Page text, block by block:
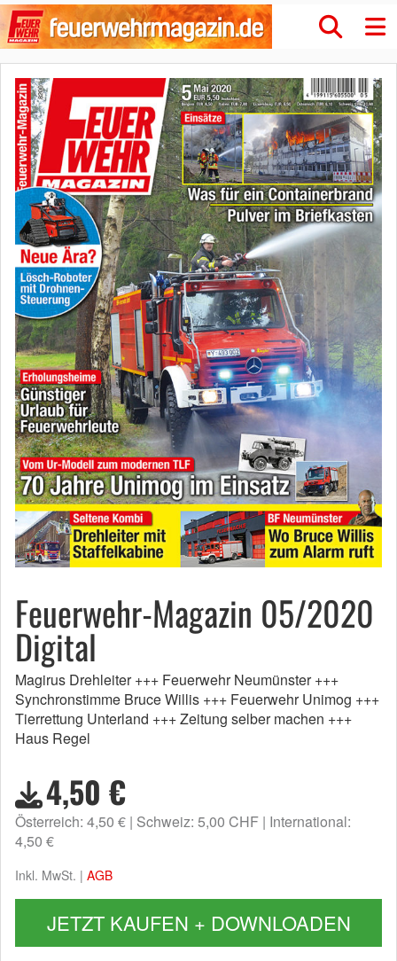
Feuerwehr-Magazin 05/2020
Digital
Magirus Drehleiter +++ Feuerwehr Neumünster +++
Synchronstimme Bruce Willis +++ Feuerwehr Unimog +++
Tierrettung Unterland +++ Zeitung selber machen +++
Haus Regel
4,50 €
Österreich: 4,50 € Schweiz: 5,00 CHF International:
4,50 €
Inkl. MwSt. | AGB
JETZT KAUFEN + DOWNLOADEN